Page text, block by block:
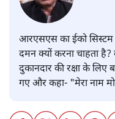
आरएसएस का ईको सिस्टम
दमन क्यों करना चाहता
दुकानदार की रक्षा के
गए और कहा- "मेरा नाम